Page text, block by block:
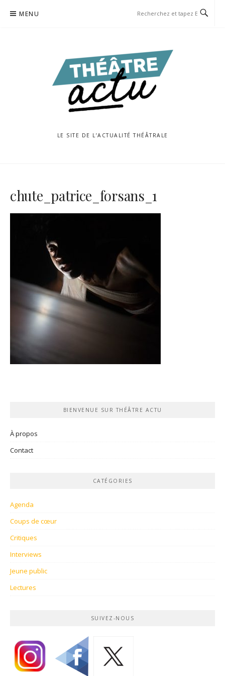
MENU
LE SITE DE L’ACTUALITÉ THÉÂTRALE
chute_patrice_forsans_1
BIENVENUE SUR THÉÂTRE ACTU
À propos
Contact
CATÉGORIES
Agenda
Coups de cœur
Critiques
Interviews
Jeune public
Lectures
SUIVEZ-NOUS